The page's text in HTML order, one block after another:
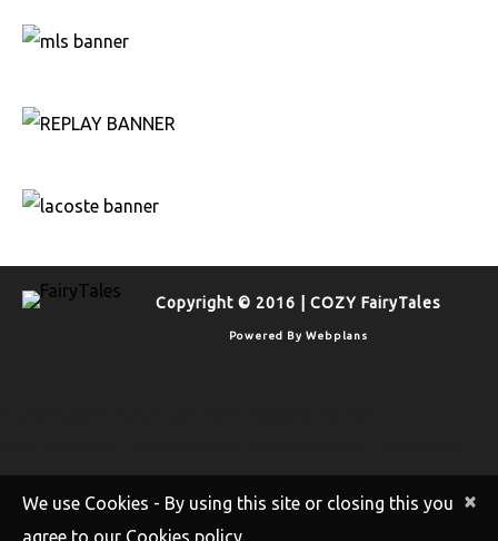
Copyright © 2016 | COZY FairyTales
Powered By Webplans
[timestamp]&rtu=-1 http://bs.serving-
sys.com/serving/adServer.bs?
×
We use Cookies - By using this site or closing this you
agree to our Cookies policy.